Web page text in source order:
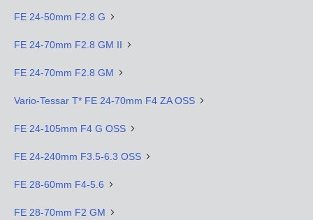
FE 24-50mm F2.8 G
FE 24-70mm F2.8 GM II
FE 24-70mm F2.8 GM
Vario-Tessar T* FE 24-70mm F4 ZA OSS
FE 24-105mm F4 G OSS
FE 24-240mm F3.5-6.3 OSS
FE 28-60mm F4-5.6
FE 28-70mm F2 GM